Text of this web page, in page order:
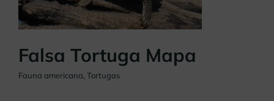
Falsa Tortuga Mapa
Fauna americana, Tortugas